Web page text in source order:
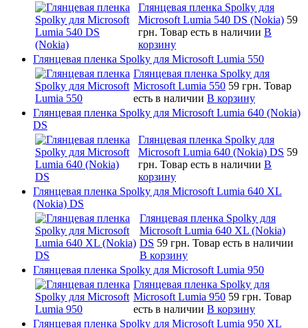
Глянцевая пленка Spolky для
Microsoft Lumia 540 DS (Nokia) 59
грн. Товар есть в наличии В
корзину
Глянцевая пленка Spolky для Microsoft Lumia 550
Глянцевая пленка Spolky для
Microsoft Lumia 550 59 грн. Товар
есть в наличии В корзину
Глянцевая пленка Spolky для Microsoft Lumia 640 (Nokia)
DS
Глянцевая пленка Spolky для
Microsoft Lumia 640 (Nokia) DS 59
грн. Товар есть в наличии В
корзину
Глянцевая пленка Spolky для Microsoft Lumia 640 XL
(Nokia) DS
Глянцевая пленка Spolky для
Microsoft Lumia 640 XL (Nokia)
DS 59 грн. Товар есть в наличии
В корзину
Глянцевая пленка Spolky для Microsoft Lumia 950
Глянцевая пленка Spolky для
Microsoft Lumia 950 59 грн. Товар
есть в наличии В корзину
Глянцевая пленка Spolky для Microsoft Lumia 950 XL